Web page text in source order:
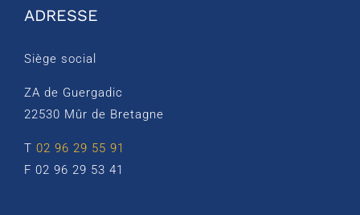
ADRESSE
Siège social
ZA de Guergadic
22530 Mûr de Bretagne
T 02 96 29 55 91
F 02 96 29 53 41